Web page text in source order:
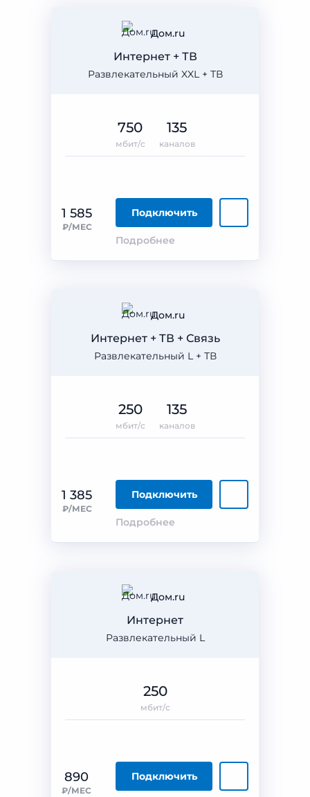
Дом.ru
Развлекательный XXL + ТВ
Интернет + ТВ
1 585
₽/МЕС
Подключить
Подробнее
750
мбит/с
135
каналов
Дом.ru
Развлекательный L + ТВ
Интернет + ТВ + Связь
1 385
₽/МЕС
Подключить
Подробнее
250
мбит/с
135
каналов
Дом.ru
Развлекательный L
Интернет
890
₽/МЕС
Подключить
250
мбит/с